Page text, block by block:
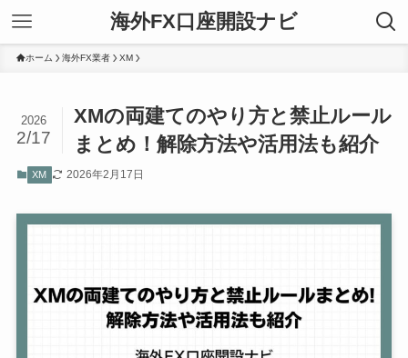
海外FX口座開設ナビ
ホーム 海外FX業者 XM
XMの両建てのやり方と禁止ルール
まとめ！解除方法や活用法も紹介
2026
2/17
XM 2026年2月17日